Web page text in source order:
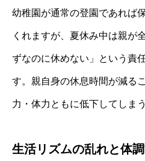
幼稚園が通常の登園であれば
くれますが、夏休み中は親が
ずなのに休めない」という責
す。親自身の休息時間が減る
力・体力ともに低下してしま
生活リズムの乱れと体